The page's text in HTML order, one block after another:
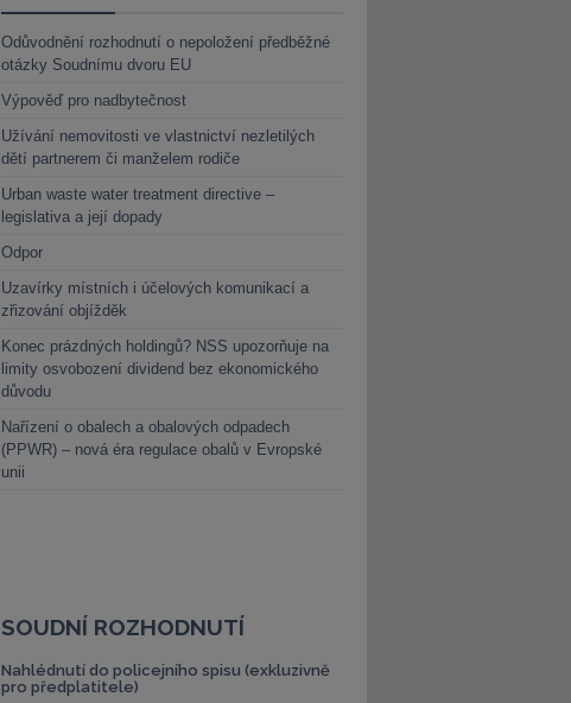
Odůvodnění rozhodnutí o nepoložení předběžné
otázky Soudnímu dvoru EU
Výpověď pro nadbytečnost
Užívání nemovitosti ve vlastnictví nezletilých
dětí partnerem či manželem rodiče
Urban waste water treatment directive –
legislativa a její dopady
Odpor
Uzavírky místních i účelových komunikací a
zřizování objížděk
Konec prázdných holdingů? NSS upozorňuje na
limity osvobození dividend bez ekonomického
důvodu
Nařízení o obalech a obalových odpadech
(PPWR) – nová éra regulace obalů v Evropské
unii
SOUDNÍ ROZHODNUTÍ
Nahlédnutí do policejního spisu (exkluzivně
pro předplatitele)